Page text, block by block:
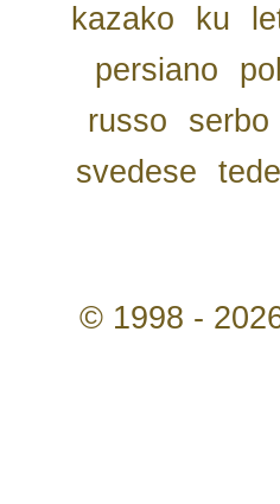
kazako
ku
persiano
russo
serbo
svedese
© 1998 -